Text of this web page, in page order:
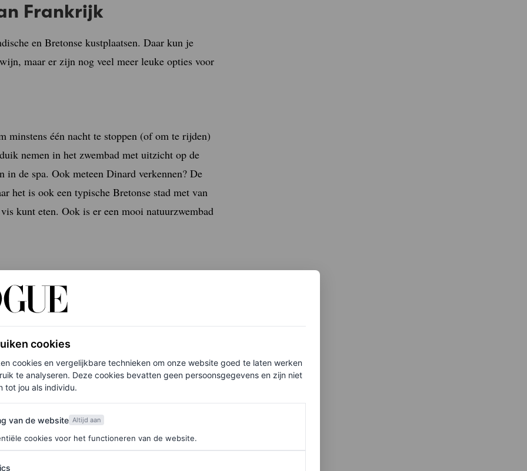
Frankrijk
en Bretonse kustplaatsen. Daar kun je
maar er zijn nog veel meer leuke opties voor
minstens één nacht te stoppen (of om te rijden)
nemen in het zwembad met uitzicht op de
de spa. Ook meteen Dinard verkennen? De
het is ook een typische Bretonse stad met van
kunt eten. Ook is er een mooi natuurzwembad
omrijden. Deze maison de campagne wordt
de beste restaurants van Parijs, zitten. Je kunt
leuker: je kunt er ook fijn overnachten en
lekkere wandeling over het landgoed. Kortom:
cookies
cookies en vergelijkbare technieken om onze website goed te laten werken
te analyseren. Deze cookies bevatten geen persoonsgegevens en zijn niet
tot jou als individu.
de website
van de website Altijd aan
cookies voor het functioneren van de website.